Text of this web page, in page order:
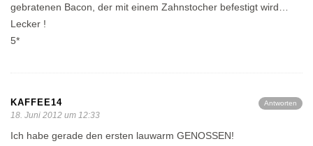
gebratenen Bacon, der mit einem Zahnstocher befestigt wird…
Lecker !
5*
Antworten
KAFFEE14
18. Juni 2012 um 12:33
Ich habe gerade den ersten lauwarm GENOSSEN!